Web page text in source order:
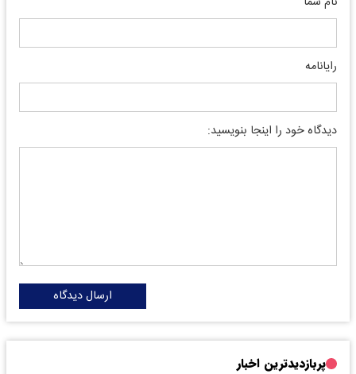
رایانامه
دیدگاه خود را اینجا بنویسید:
ارسال دیدگاه
پربازدیدترین اخبار